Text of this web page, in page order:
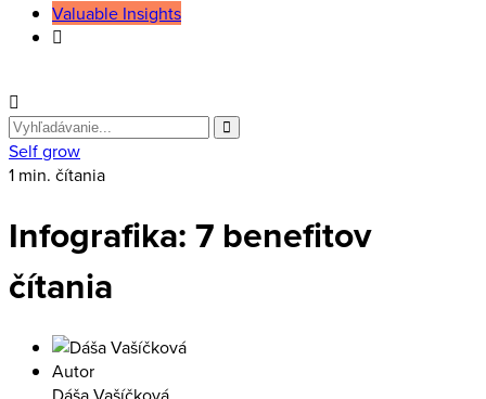
Valuable Insights
Search
for
Self grow
1 min. čítania
Infografika: 7 benefitov
čítania
Autor